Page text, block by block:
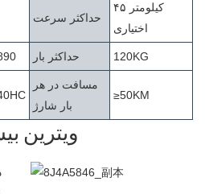
حداکثر سرعت
۴۵ کیلومتر
اختیاری
حداکثر بار 120KG
مسافت در هر
بار شارژ
≥50KM
ویترین